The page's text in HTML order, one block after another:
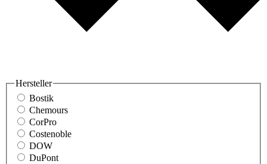
Hersteller
Bostik
Chemours
CorPro
Costenoble
DOW
DuPont